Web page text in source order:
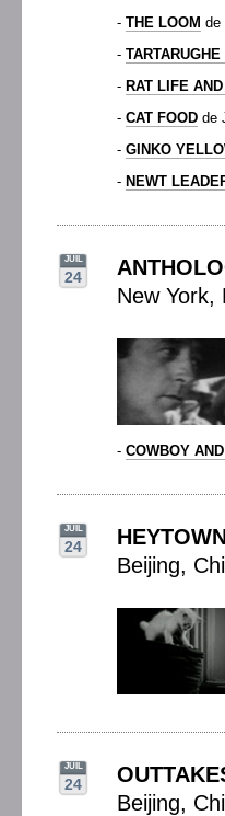
- THE LOOM de
- TARTARUGHE
- RAT LIFE
- CAT FOOD de
- GINKO
- NEWT
JUIL
24
New York,
- COWBOY
JUIL
24
Beijing,
JUIL
24
Beijing,